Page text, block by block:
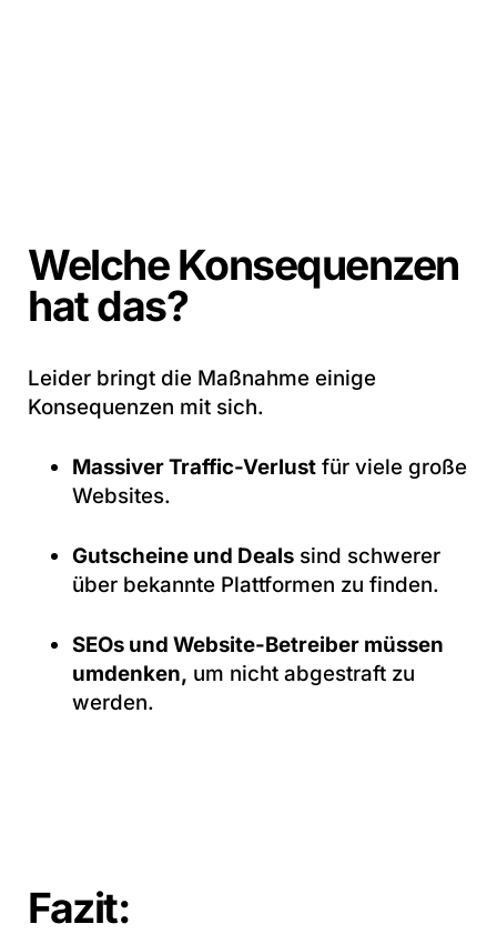
Welche Konsequenzen
hat das?
Leider bringt die Maßnahme einige
Konsequenzen mit sich.
Massiver Traffic-Verlust für viele große
Websites.
Gutscheine und Deals sind schwerer
über bekannte Plattformen zu finden.
SEOs und Website-Betreiber müssen
umdenken, um nicht abgestraft zu
werden.
Fazit: